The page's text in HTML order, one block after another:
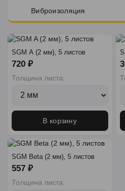
Виброизоляция
SGM A (2 мм), 5 листов
720 ₽
Толщина листа:
В корзину
SGM Beta (2 мм), 5 листов
557 ₽
Толщина листа: